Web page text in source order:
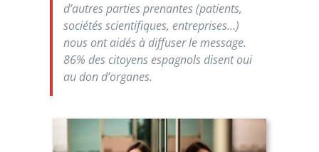
d’autres parties prenantes (patients,
sociétés scientifiques, entreprises…)
nous ont aidés à diffuser le message.
86% des citoyens espagnols disent oui
au don d’organes.